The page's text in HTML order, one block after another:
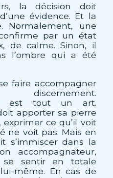
la décision doit
évidence. Et la
Normalement, une
par un état
de calme. Sinon, il
l’ombre qui a été
faire accompagner
est tout un art.
apporter sa pierre
ce qu’il voit
ne voit pas. Mais en
s’immiscer dans la
accompagnateur,
se sentir en totale
même. En cas de